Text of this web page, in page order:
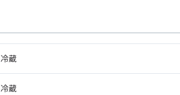
冷蔵
冷蔵